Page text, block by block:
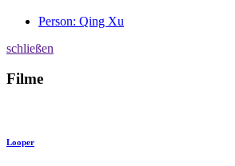
Person: Qing Xu
schließen
Filme
Looper